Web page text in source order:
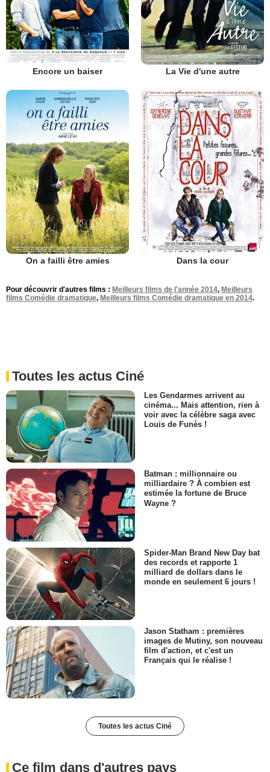
Encore un baiser La Vie d'une autre
On a failli être amies Dans la cour
Pour découvrir d'autres films : Meilleurs films de l'année 2014, Meilleurs
films Comédie dramatique, Meilleurs films Comédie dramatique en 2014.
Toutes les actus Ciné
Les Gendarmes arrivent au
cinéma... Mais attention, rien à
voir avec la célèbre saga avec
Louis de Funès !
Batman : millionnaire ou
milliardaire ? À combien est
estimée la fortune de Bruce
Wayne ?
Spider-Man Brand New Day bat
des records et rapporte 1
milliard de dollars dans le
monde en seulement 6 jours !
Jason Statham : premières
images de Mutiny, son nouveau
film d'action, et c'est un
Français qui le réalise !
Toutes les actus Ciné
Ce film dans d'autres pays